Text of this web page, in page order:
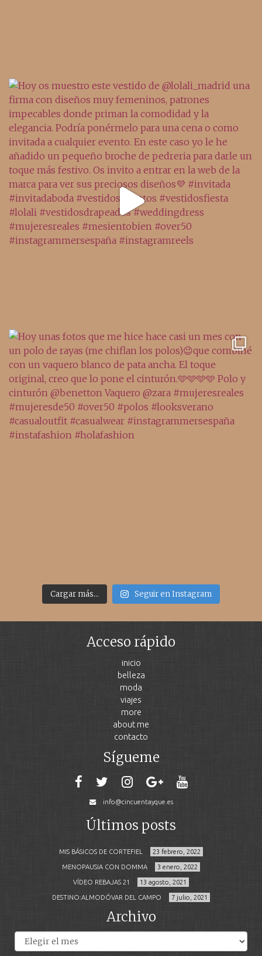
Cargar más... Seguir en Instagram
Acceso rápido
inicio
belleza
moda
viajes
more
about me
contacto
Sígueme
info@cincuentayque.es
Últimos posts
MIS BÁSICOS DE CORTEFIEL 23 febrero, 2022
MENOPAUSIA CON DOMMA 3 enero, 2022
VÍDEO REBAJAS 21 13 agosto, 2021
DESTINO:ALMODÓVAR DEL CAMPO 7 julio, 2021
Archivo